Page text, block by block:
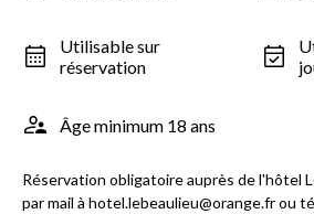
Utilisable sur
réservation
Âge minimum 18 ans
Réservation obligatoire auprès de l'hôtel
par mail à hotel.lebeaulieu@orange.fr ou